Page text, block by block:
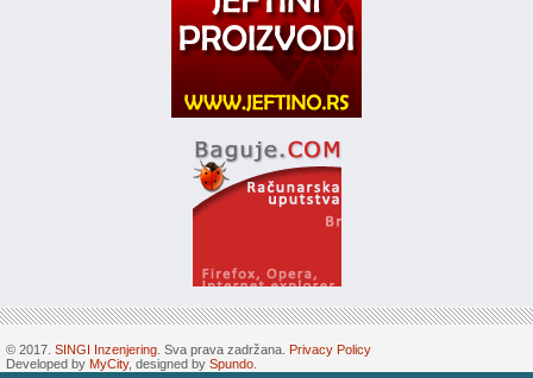
© 2017. SINGI Inzenjering . Sva prava zadržana. Privacy Policy
Developed by MyCity, designed by Spundo